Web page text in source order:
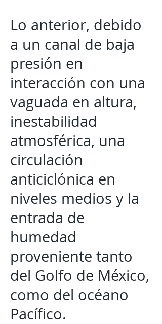
Lo anterior, debido
a un canal de baja
presión en
interacción con una
vaguada en altura,
inestabilidad
atmosférica, una
circulación
anticiclónica en
niveles medios y la
entrada de
humedad
proveniente tanto
del Golfo de México,
como del océano
Pacífico.